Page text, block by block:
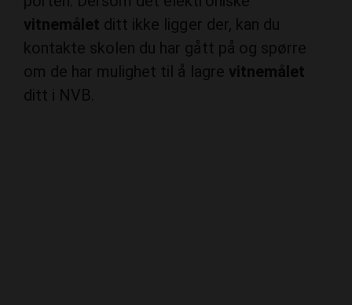
kontakte skolen du har gått på og spørre
om de har mulighet til å lagre vitnemålet
ditt i NVB.